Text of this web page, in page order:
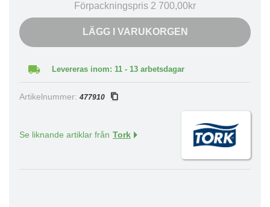
Förpackningspris 2 700,00kr
LÄGG I VARUKORGEN
Levereras inom: 11 - 13 arbetsdagar
Artikelnummer: 477910
Se liknande artiklar från Tork